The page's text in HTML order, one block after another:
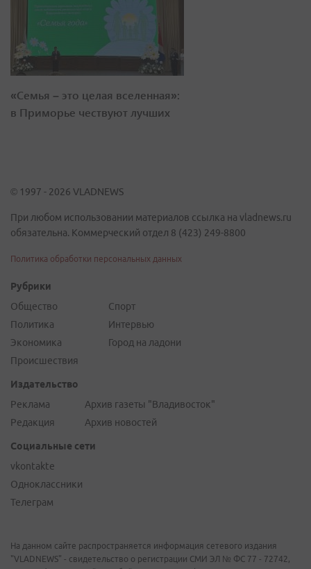
«Семья – это целая вселенная»:
в Приморье чествуют лучших
© 1997 - 2026 VLADNEWS
При любом использовании материалов ссылка на vladnews.ru
обязательна. Коммерческий отдел 8 (423) 249-8800
Политика обработки персональных данных
Рубрики
Общество
Политика
Экономика
Происшествия
Спорт
Интервью
Город на ладони
Издательство
Реклама
Редакция
Архив газеты "Владивосток"
Архив новостей
Социальные сети
vkontakte
Одноклассники
Телеграм
На данном сайте распространяется информация сетевого издания
"VLADNEWS" - свидетельство о регистрации СМИ ЭЛ № ФС 77 - 72742,